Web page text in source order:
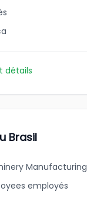
détails
Brasil
Manufacturing
employés